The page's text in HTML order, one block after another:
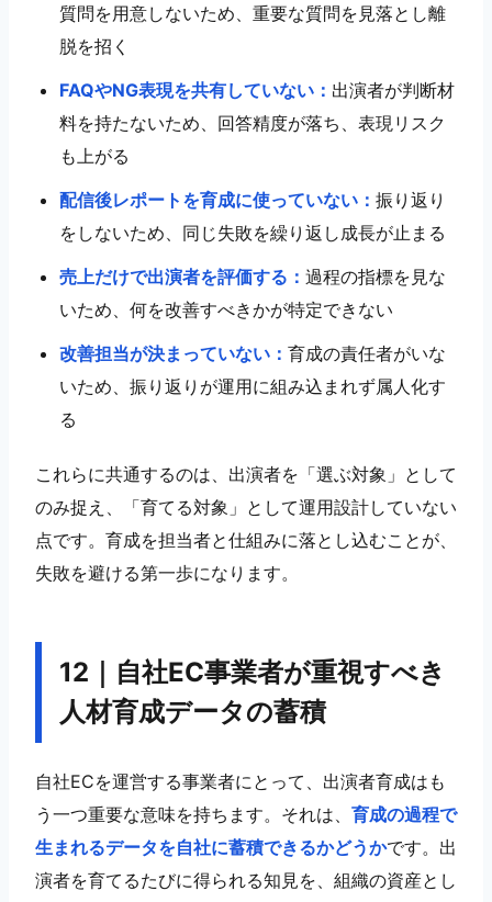
質問を用意しないため、重要な質問を見落とし離
脱を招く
FAQやNG表現を共有していない： 出演者が判断材
料を持たないため、回答精度が落ち、表現リスク
も上がる
配信後レポートを育成に使っていない：振り返り
をしないため、同じ失敗を繰り返し成長が止まる
売上だけで出演者を評価する：過程の指標を見な
いため、何を改善すべきかが特定できない
改善担当が決まっていない：育成の責任者がいな
いため、振り返りが運用に組み込まれず属人化す
る
これらに共通するのは、出演者を「選ぶ対象」として
のみ捉え、「育てる対象」として運用設計していない
点です。育成を担当者と仕組みに落とし込むことが、
失敗を避ける第一歩になります。
12｜自社EC事業者が重視すべき
人材育成データの蓄積
自社ECを運営する事業者にとって、出演者育成はも
う一つ重要な意味を持ちます。それは、 育成の過程で
生まれるデータを自社に蓄積できるかどうかです。出
演者を育てるたびに得られる知見を、組織の資産とし